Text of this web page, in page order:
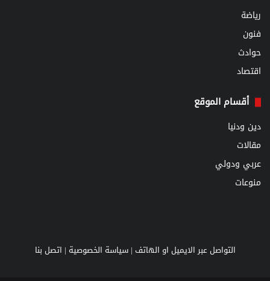
رياضة
فنون
حوادث
اقتصاد
أقسام الموقع
دين ودنيا
مقالات
عربي ودولي
منوعات
التواصل عبر الايميل او الهاتف |سياسة الخصوصية | اتصل بنا